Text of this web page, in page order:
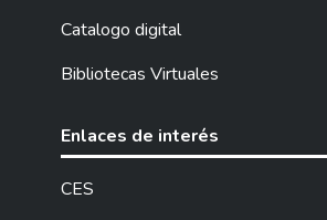
Catalogo digital
Bibliotecas Virtuales
Enlaces de interés
CES